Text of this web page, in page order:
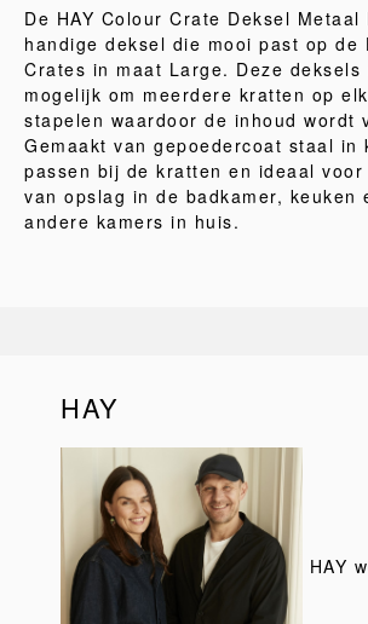
De HAY Colour Crate Deksel
handige deksel die mooi past op de
Crates in maat Large. Deze deksels
mogelijk om meerdere kratten op
stapelen waardoor de inhoud wordt
Gemaakt van gepoedercoat staal in
passen bij de kratten en ideaal
van opslag in de badkamer, keuken
andere kamers in huis.
HAY
HAY